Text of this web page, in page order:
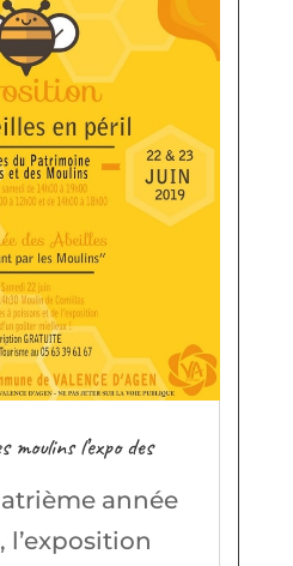
l’expo des
année
l’exposition